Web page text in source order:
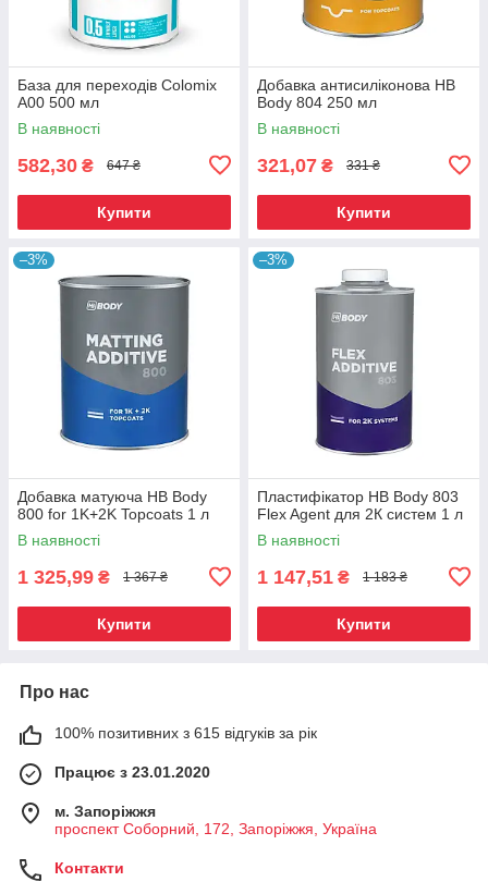
База для переходів Colomix
A00 500 мл
В наявності
582,30 ₴ 647 ₴
Купити
Добавка антисиліконова HB
Body 804 250 мл
В наявності
321,07 ₴ 331 ₴
Купити
–3%
Добавка матуюча HB Body
800 for 1K+2K Topcoats 1 л
В наявності
1 325,99 ₴ 1 367 ₴
Купити
–3%
Пластифікатор HB Body 803
Flex Agent для 2К систем 1 л
В наявності
1 147,51 ₴ 1 183 ₴
Купити
Про нас
100% позитивних з 615 відгуків за рік
Працює з 23.01.2020
м. Запоріжжя
проспект Соборний, 172, Запоріжжя, Україна
Контакти